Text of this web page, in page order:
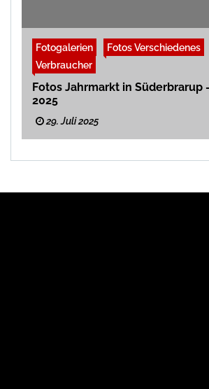
Fotogalerien Fotos Verschiedenes
Verbraucher
Fotos Jahrmarkt in Süderbrarup
2025
29. Juli 2025